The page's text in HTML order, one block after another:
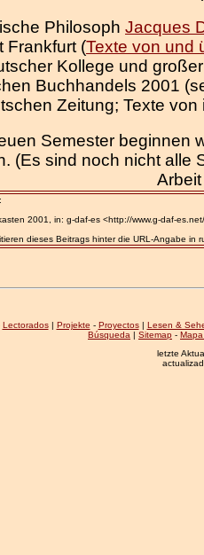
Philosoph Jacques
Frankfurt (Texte von und
Kollege und
Buchhandels 2001
Zeitung; Texte
Semester beginnen
(Es sind noch nicht alle
2001, in: g-daf-es <http://www.g-daf-
dieses Beitrags hinter die URL-Angabe in
Lectorados| Projekte - Proyectos| Lesen &
Búsqueda | Sitemap -
letzte